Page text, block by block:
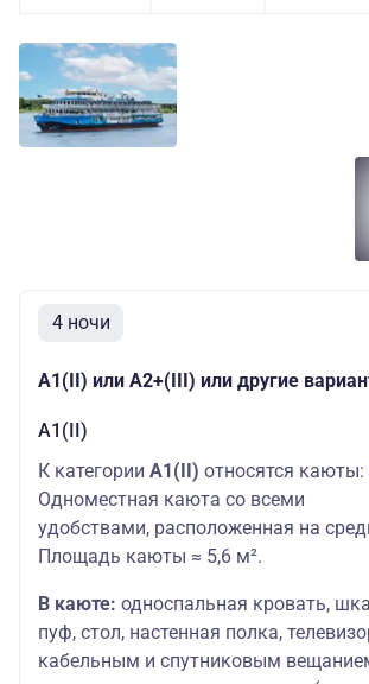
4 ночи
А1(II) или А2+(III) или другие
А1(II)
К категории А1(II) относятся каюты:
Одноместная каюта со всеми
удобствами, расположенная на
Площадь каюты ≈ 5,6 м².
В каюте: односпальная кровать,
пуф, стол, настенная полка,
кабельным и спутниковым